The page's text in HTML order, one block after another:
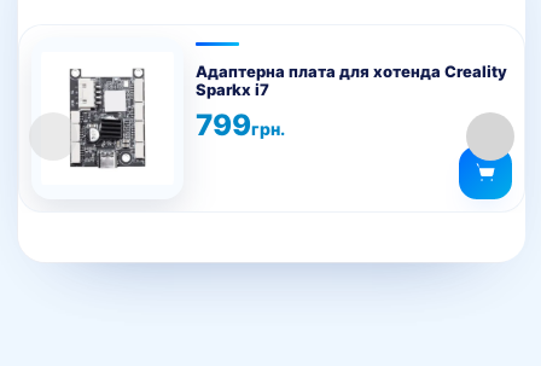
Адаптерна плата для хотенда Creality
Sparkx i7
799грн.